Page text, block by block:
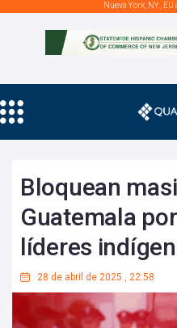
Nueva York, NY.,
Bloquean
Guatemala
líderes
28 de abril de 2025 , 22:58